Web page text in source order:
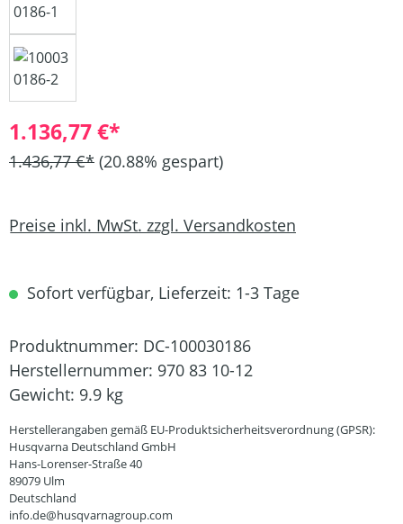
1.136,77 €*
1.436,77 €* (20.88% gespart)
Preise inkl. MwSt. zzgl. Versandkosten
Sofort verfügbar, Lieferzeit: 1-3 Tage
Produktnummer: DC-100030186
Herstellernummer: 970 83 10-12
Gewicht: 9.9 kg
Herstellerangaben gemäß EU-Produktsicherheitsverordnung (GPSR):
Husqvarna Deutschland GmbH
Hans-Lorenser-Straße 40
89079 Ulm
Deutschland
info.de@husqvarnagroup.com